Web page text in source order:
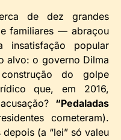
de dez grandes
familiares — abraçou
popular
alvo: o governo Dilma
do golpe
que, em 2016,
“Pedaladas
cometeram).
(a “lei” só valeu